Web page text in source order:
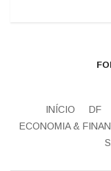
INÍCIO DF
ECONOMIA &